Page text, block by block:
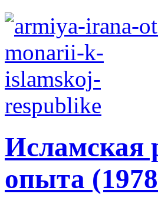
Исламская
опыта